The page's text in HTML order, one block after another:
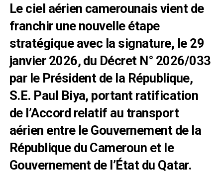
Le ciel aérien camerounais vient de
franchir une nouvelle étape
stratégique avec la signature, le 29
janvier 2026, du Décret N° 2026/033
par le Président de la République,
S.E. Paul Biya, portant ratification
de l’Accord relatif au transport
aérien entre le Gouvernement de la
République du Cameroun et le
Gouvernement de l’État du Qatar.